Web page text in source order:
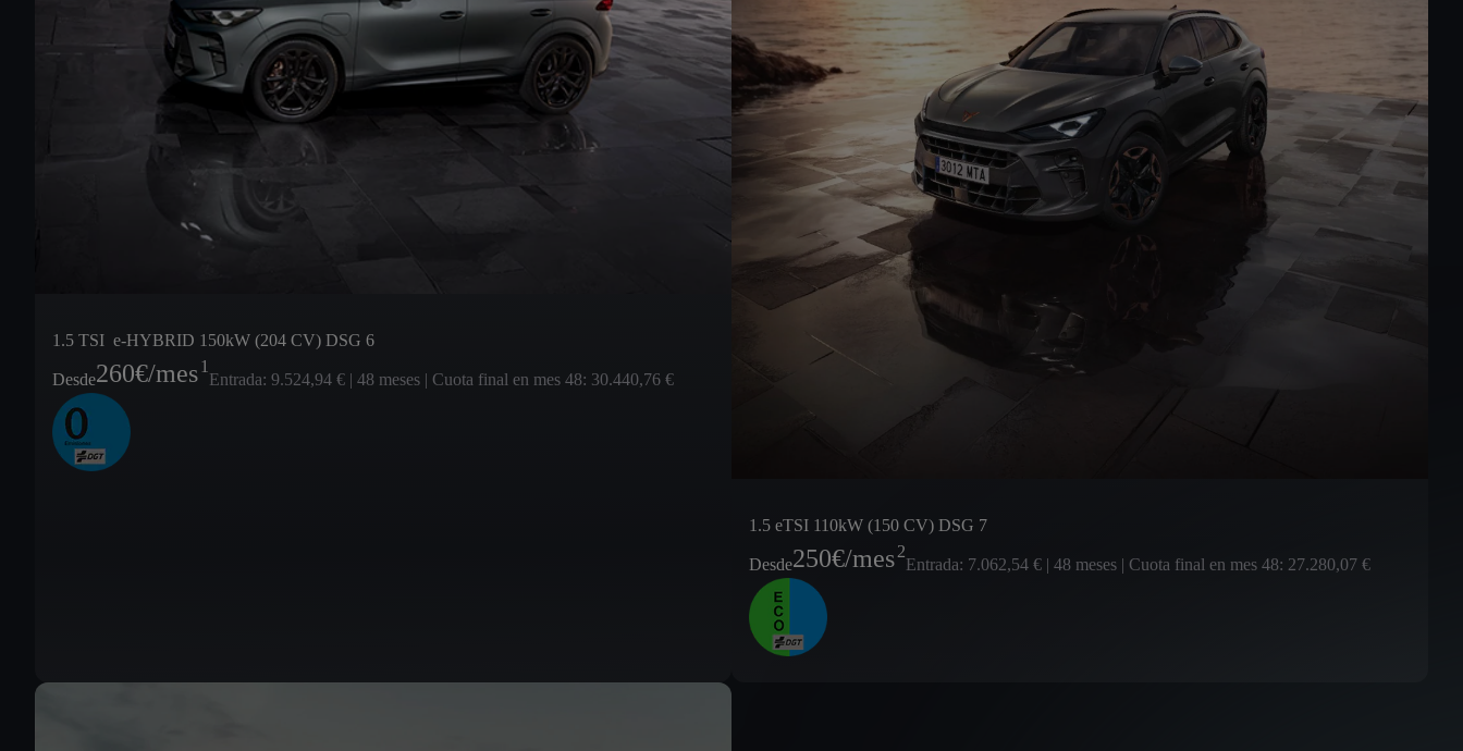
1.5 TSI e-HYBRID 150kW (204 CV) DSG 6
Desde260€/mes1
Entrada: 9.524,94 € | 48 meses | Cuota final en mes 48: 30.440,76 €
1.5 eTSI 110kW (150 CV) DSG 7
Desde250€/mes2
Entrada: 7.062,54 € | 48 meses | Cuota final en mes 48: 27.280,07 €